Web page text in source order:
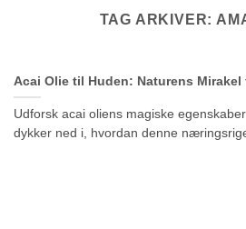
TAG ARKIVER:
Acai Olie til Huden: Naturens Mirakel
Udforsk acai oliens magiske
dykker ned i, hvordan denne